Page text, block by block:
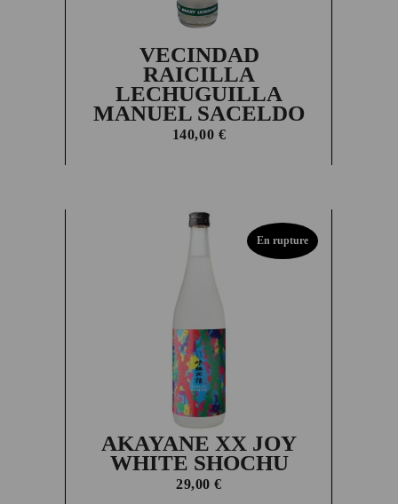
VECINDAD
RAICILLA
LECHUGUILLA
MANUEL SACELDO
140,00 €
En rupture
AKAYANE XX JOY
WHITE SHOCHU
29,00€